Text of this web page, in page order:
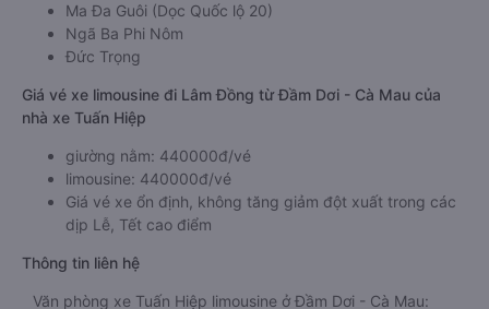
Ma Đa Guôi (Dọc Quốc lộ 20)
Ngã Ba Phi Nôm
Đức Trọng
Giá vé xe limousine đi Lâm Đồng từ Đầm Dơi - Cà Mau của
nhà xe Tuấn Hiệp
giường nằm: 440000đ/vé
limousine: 440000đ/vé
Giá vé xe ổn định, không tăng giảm đột xuất trong các
dịp Lễ, Tết cao điểm
Thông tin liên hệ
Văn phòng xe Tuấn Hiệp limousine ở Đầm Dơi - Cà Mau: